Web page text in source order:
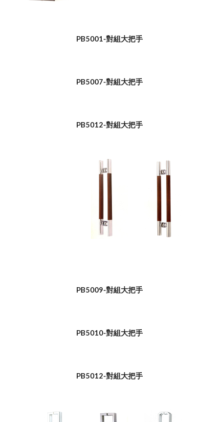
PB5001-對組大把手
PB5007-對組大把手
PB5012-對組大把手
PB5009-對組大把手
PB5010-對組大把手
PB5012-對組大把手